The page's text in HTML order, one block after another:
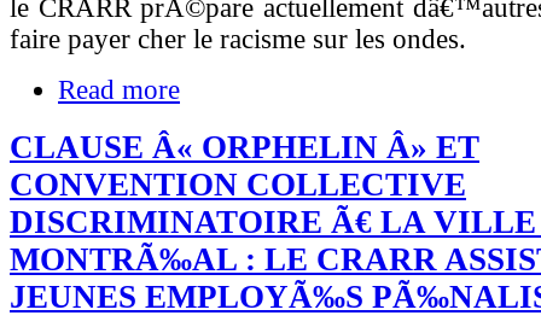
le CRARR prÃ©pare actuellement
faire payer cher le racisme sur les ondes.
Read more
CLAUSE Â« ORPHELIN Â» ET
CONVENTION COLLECTIVE
DISCRIMINATOIRE Ã€ LA VILLE
MONTRÃ‰AL : LE CRARR
JEUNES EMPLOYÃ‰S